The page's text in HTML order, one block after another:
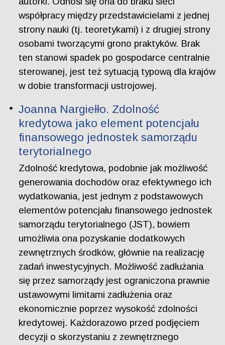
współpracy między przedstawicielami z jednej
strony nauki (tj. teoretykami) i z drugiej strony
osobami tworzącymi grono praktyków. Brak
ten stanowi spadek po gospodarce centralnie
sterowanej, jest też sytuacją typową dla krajów
w dobie transformacji ustrojowej.
Joanna Nargiełło. Zdolność
kredytowa jako element potencjału
finansowego jednostek samorządu
terytorialnego
Zdolność kredytowa, podobnie jak możliwość
generowania dochodów oraz efektywnego ich
wydatkowania, jest jednym z podstawowych
elementów potencjału finansowego jednostek
samorządu terytorialnego (JST), bowiem
umożliwia ona pozyskanie dodatkowych
zewnętrznych środków, głównie na realizację
zadań inwestycyjnych. Możliwość zadłużania
się przez samorządy jest ograniczona prawnie
ustawowymi limitami zadłużenia oraz
ekonomicznie poprzez wysokość zdolności
kredytowej. Każdorazowo przed podjęciem
decyzji o skorzystaniu z zewnętrznego